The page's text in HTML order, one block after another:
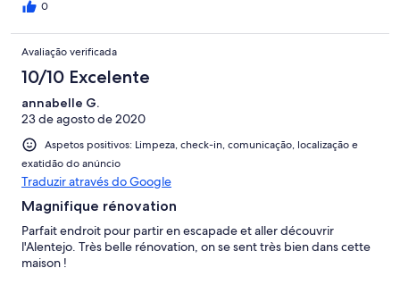
0
Avaliação verificada
10/10 Excelente
annabelle G.
23 de agosto de 2020
Aspetos positivos: Limpeza, check-in, comunicação, localização e
exatidão do anúncio
Traduzir através do Google
Magnifique rénovation
Parfait endroit pour partir en escapade et aller découvrir
l'Alentejo. Très belle rénovation, on se sent très bien dans cette
maison !